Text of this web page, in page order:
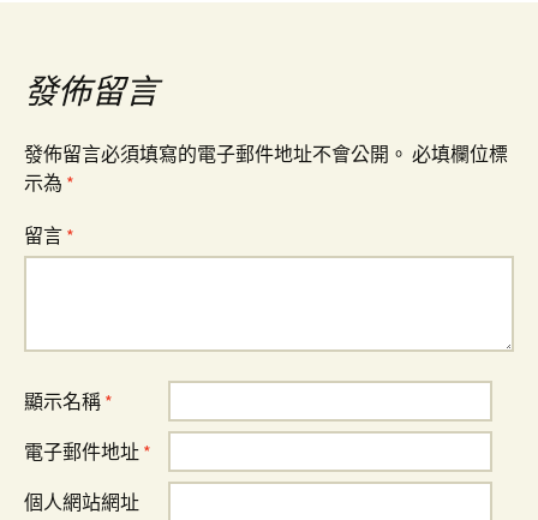
導
覽發佈留言
發佈留言必須填寫的電子郵件地址不會公開。 必填欄位標
示為 *
留言 *
顯示名稱 *
電子郵件地址 *
個人網站網址